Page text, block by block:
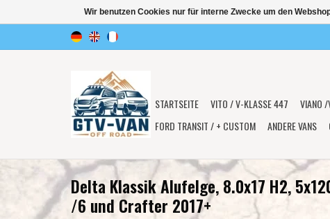
STARTSEITE VITO / V-KLASSE 447 VIANO
FORD TRANSIT / + CUSTOM
ANDERE VANS
Delta Klassik Alufelge, 8.0x17 H2,
/6 und Crafter 2017+
Wir benutzen Cookies nur für interne Zwecke um den